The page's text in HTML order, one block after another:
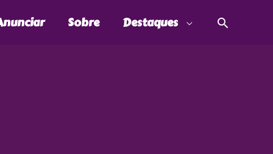
Sobre Destaques